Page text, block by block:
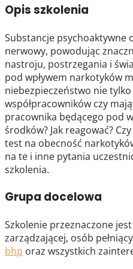
Opis szkolenia
Substancje psychoaktywne
nerwowy, powodując
nastroju, postrzegania i
pod wpływem narkotyków
niebezpieczeństwo nie
współpracowników czy
pracownika będącego pod
środków? Jak reagować?
test na obecność
na te i inne pytania
szkolenia.
Grupa docelowa
Szkolenie przeznaczone
zarządzającej, osób
bhp oraz wszystkich